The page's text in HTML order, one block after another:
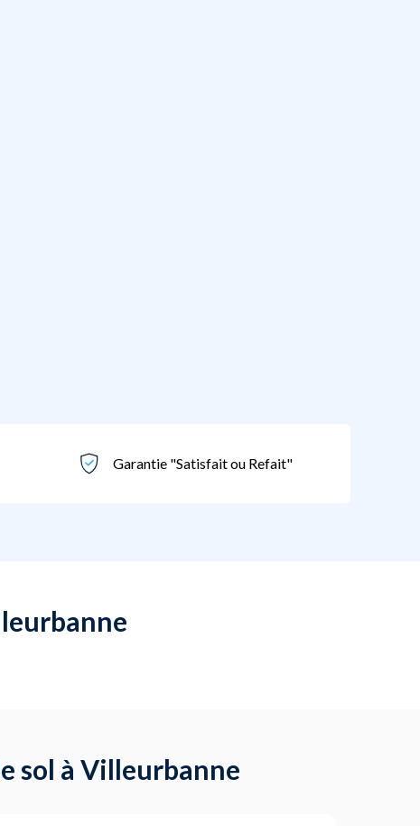
Garantie "Satisfait ou Refait"
sol à Villeurbanne